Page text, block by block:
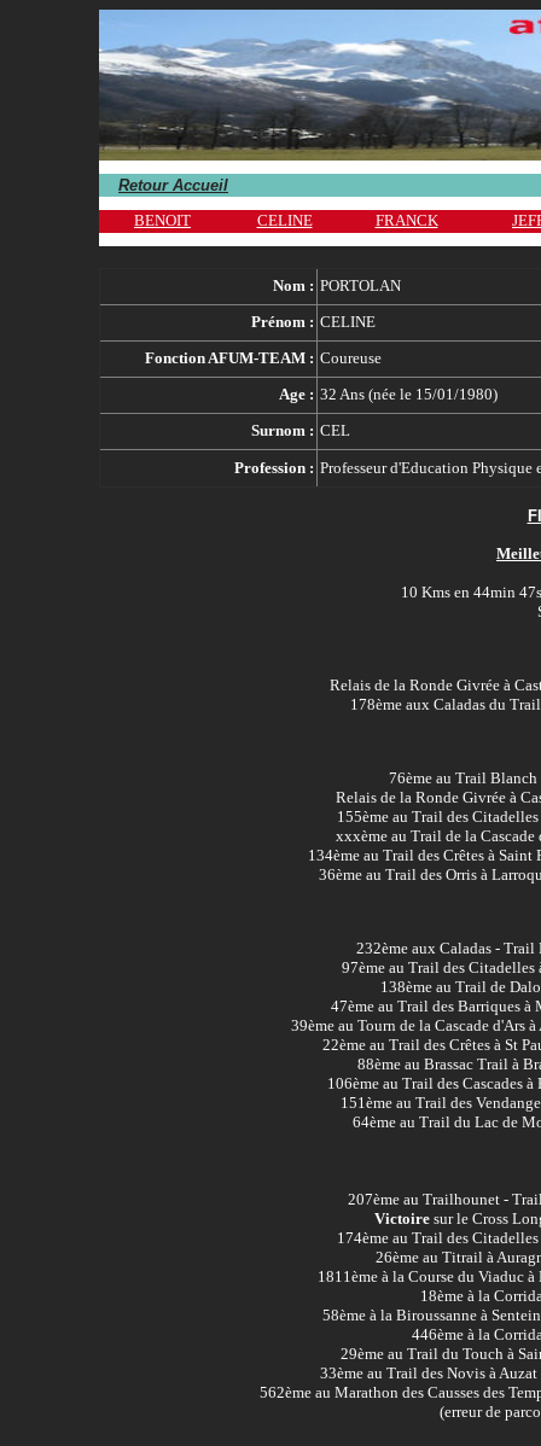
Retour Accueil
BENOIT CELINE FRANCK
Nom : PORTOLAN
Prénom : CELINE
Fonction AFUM-TEAM : Coureuse
Age : 32 Ans (née le 15/01/1980)
Surnom : CEL
Profession : Professeur d'Education Physique
10 Kms en 44min
Relais de la Ronde Givrée à
178ème aux Caladas du
76ème au Trail
Relais de la Ronde Givrée à
155ème au Trail des
xxxème au Trail de la
134ème au Trail des Crêtes à
36ème au Trail des Orris à
232ème aux Caladas - Trail
97ème au Trail des
138ème au Trail de
47ème au Trail des Barriques à
39ème au Tourn de la Cascade d'Ars
22ème au Trail des Crêtes à St
88ème au Brassac Trail à
106ème au Trail des Cascades
151ème au Trail des
64ème au Trail du Lac de
207ème au Trailhounet -
Victoiresur le Cross
174ème au Trail des
26ème au Titrail à
1811ème à la Course du Viaduc
18ème à la
58ème à la Biroussanne à
446ème à la
29ème au Trail du Touch à
33ème au Trail des Novis à
562ème au Marathon des Causses des
(erreur de